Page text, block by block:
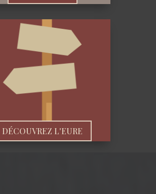
DÉCOUVREZ L'EURE